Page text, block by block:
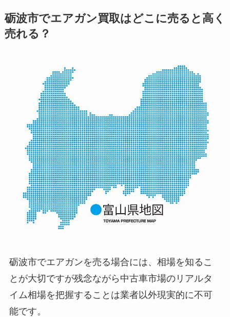
砺波市でエアガン買取はどこに売ると高く
売れる？
砺波市でエアガンを売る場合には、相場を知るこ
とが大切ですが残念ながら中古車市場のリアルタ
イム相場を把握することは業者以外現実的に不可
能です。